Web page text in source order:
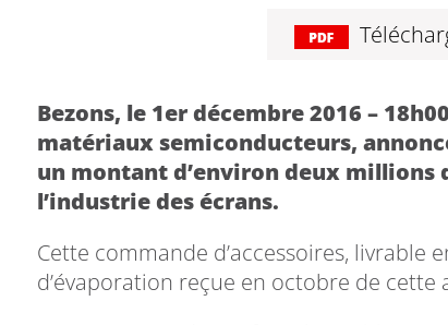
Bezons, le 1er décembre 2016 –
matériaux semiconducteurs,
un montant d’environ deux millions
l’industrie des écrans.
Cette commande d’accessoires, livrable
d’évaporation reçue en octobre de